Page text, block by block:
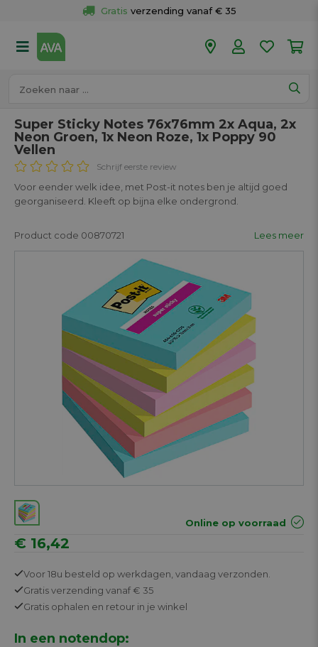
Gratis verzending vanaf € 35
50 winkels
Super Sticky Notes 76x76mm 2x Aqua, 2x
Neon Groen, 1x Neon Roze, 1x Poppy 90
Vellen
Schrijf eerste review
Voor eender welk idee, met Post-it notes ben je altijd goed
georganiseerd. Kleeft op bijna elke ondergrond.
Product code 00870721 Lees meer
Online op voorraad
€ 16,42
Voor 18u besteld op werkdagen, vandaag verzonden.
Gratisverzending vanaf € 35
Gratis ophalen en retour in je winkel
In een notendop: